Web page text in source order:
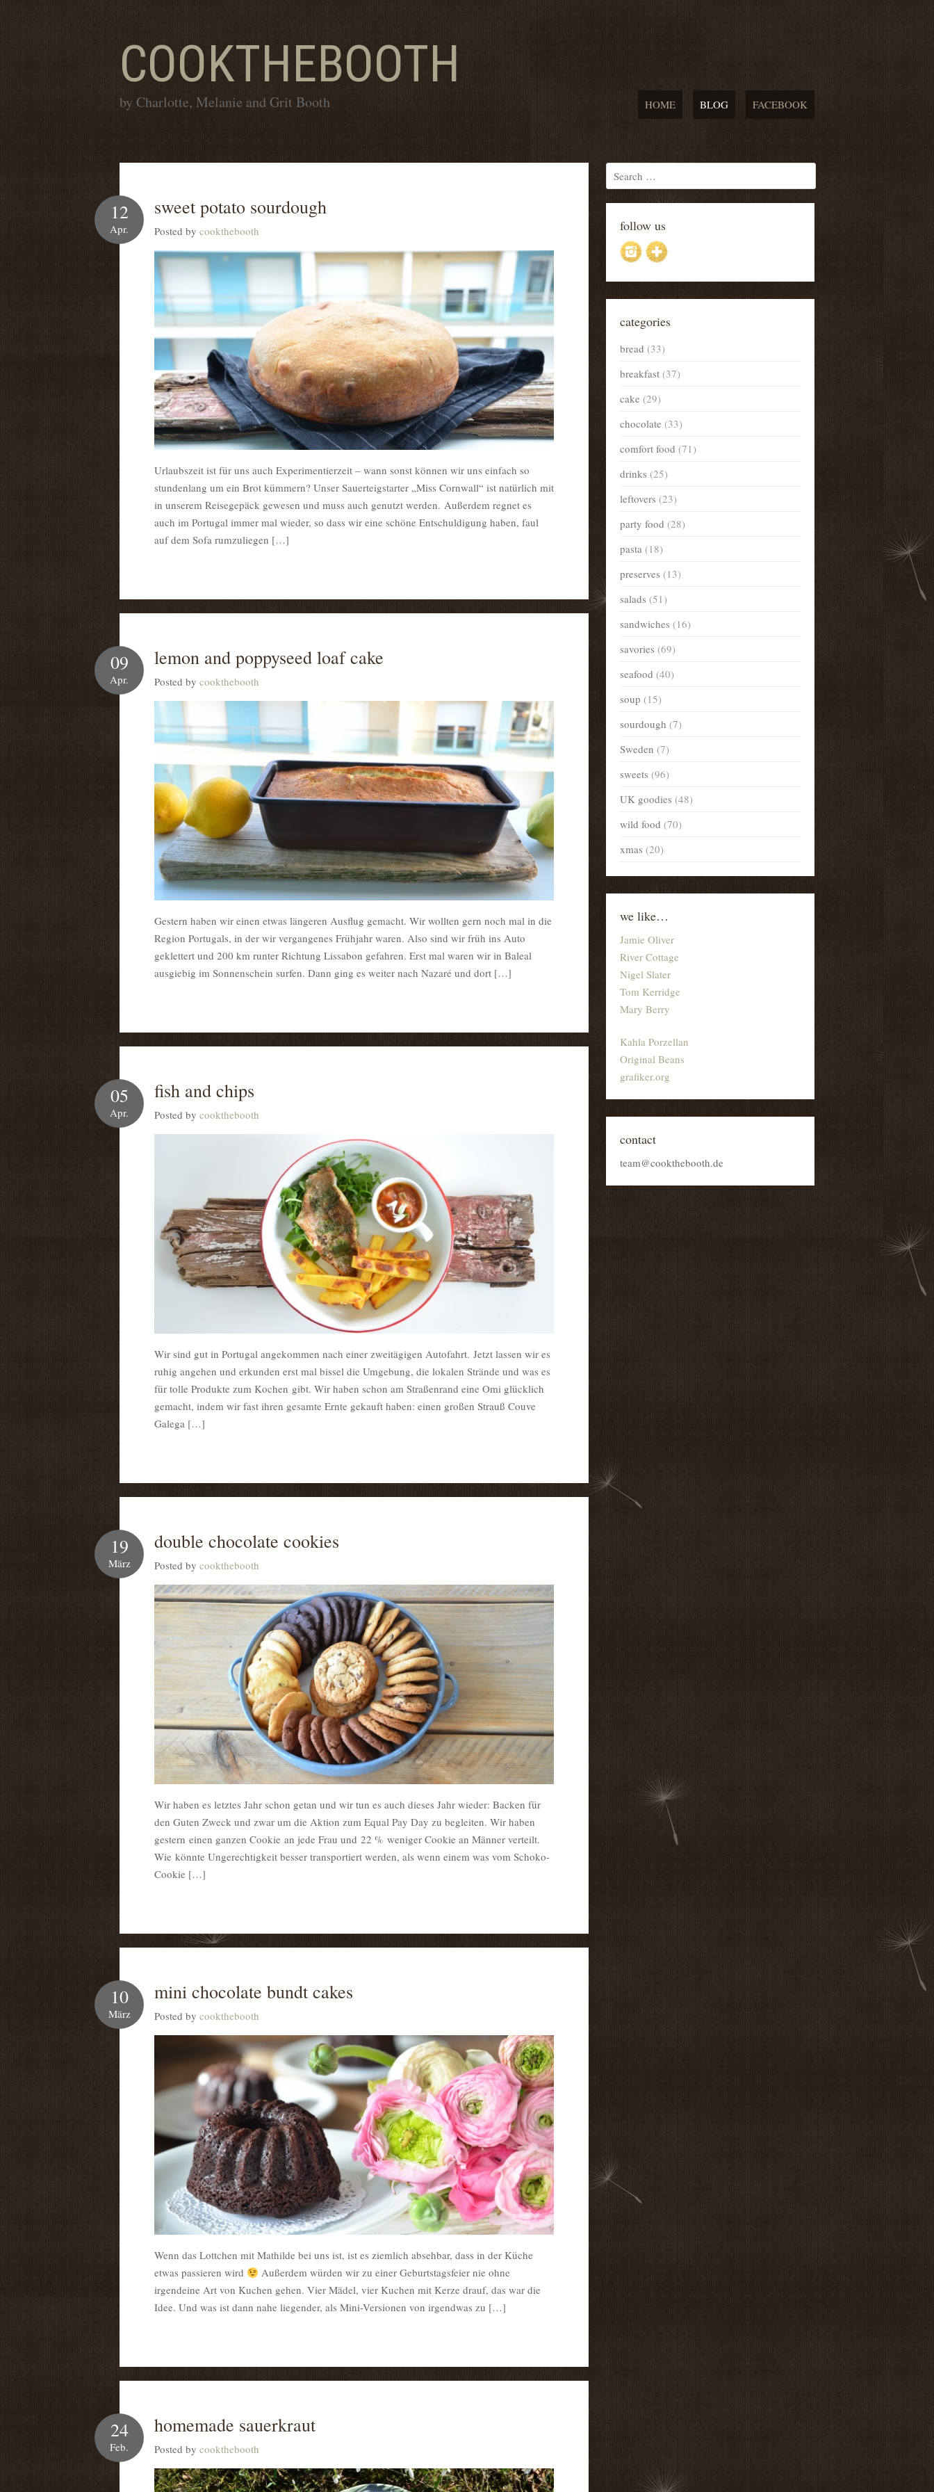
COOKTHEBOOTH
by Charlotte, Melanie and Grit Booth HOME BLOG FACEBOOK
sweet potato sourdough
Posted by cookthebooth
12
Apr.
Urlaubszeit ist für uns auch Experimentierzeit – wann sonst können wir uns einfach so
stundenlang um ein Brot kümmern? Unser Sauerteigstarter „Miss Cornwall“ ist natürlich mit
in unserem Reisegepäck gewesen und muss auch genutzt werden. Außerdem regnet es
auch im Portugal immer mal wieder, so dass wir eine schöne Entschuldigung haben, faul
auf dem Sofa rumzuliegen […]
lemon and poppyseed loaf cake
Posted by cookthebooth
09
Apr.
Gestern haben wir einen etwas längeren Ausflug gemacht. Wir wollten gern noch mal in die
Region Portugals, in der wir vergangenes Frühjahr waren. Also sind wir früh ins Auto
geklettert und 200 km runter Richtung Lissabon gefahren. Erst mal waren wir in Baleal
ausgiebig im Sonnenschein surfen. Dann ging es weiter nach Nazaré und dort […]
fish and chips
Posted by cookthebooth
05
Apr.
Wir sind gut in Portugal angekommen nach einer zweitägigen Autofahrt. Jetzt lassen wir es
ruhig angehen und erkunden erst mal bissel die Umgebung, die lokalen Strände und was es
für tolle Produkte zum Kochen gibt. Wir haben schon am Straßenrand eine Omi glücklich
gemacht, indem wir fast ihren gesamte Ernte gekauft haben: einen großen Strauß Couve
Galega […]
double chocolate cookies
Posted by cookthebooth
19
März
Wir haben es letztes Jahr schon getan und wir tun es auch dieses Jahr wieder: Backen für
den Guten Zweck und zwar um die Aktion zum Equal Pay Day zu begleiten. Wir haben
gestern einen ganzen Cookie an jede Frau und 22 % weniger Cookie an Männer verteilt.
Wie könnte Ungerechtigkeit besser transportiert werden, als wenn einem was vom Schoko-
Cookie […]
mini chocolate bundt cakes
Posted by cookthebooth
10
März
Wenn das Lottchen mit Mathilde bei uns ist, ist es ziemlich absehbar, dass in der Küche
etwas passieren wird
Außerdem würden wir zu einer Geburtstagsfeier nie ohne
irgendeine Art von Kuchen gehen. Vier Mädel, vier Kuchen mit Kerze drauf, das war die
Idee. Und was ist dann nahe liegender, als Mini-Versionen von irgendwas zu […]
homemade sauerkraut
Posted by cookthebooth
24
Feb.
follow us
categories
bread (33)
breakfast (37)
cake (29)
chocolate (33)
comfort food (71)
drinks (25)
leftovers (23)
party food (28)
pasta (18)
preserves (13)
salads (51)
sandwiches (16)
savories (69)
seafood (40)
soup (15)
sourdough (7)
Sweden (7)
sweets (96)
UK goodies (48)
wild food (70)
xmas (20)
we like…
Jamie Oliver
River Cottage
Nigel Slater
Tom Kerridge
Mary Berry
Kahla Porzellan
Original Beans
grafiker.org
contact
team@cookthebooth.de